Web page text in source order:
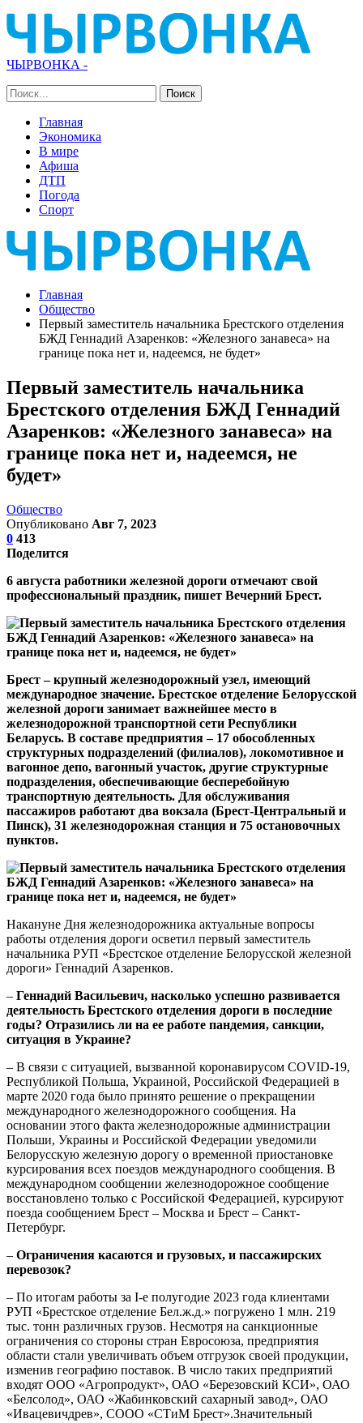
ЧЫРВОНКА -
Главная
Экономика
В мире
Афиша
ДТП
Погода
Спорт
Главная
Общество
Первый заместитель начальника Брестского отделения
БЖД Геннадий Азаренков: «Железного занавеса» на
границе пока нет и, надеемся, не будет»
Первый заместитель начальника
Брестского отделения БЖД Геннадий
Азаренков: «Железного занавеса» на
границе пока нет и, надеемся, не
будет»
Общество
Опубликовано Авг 7, 2023
0 413
Поделится
6 августа работники железной дороги отмечают свой
профессиональный праздник, пишет Вечерний Брест.
Брест – крупный железнодорожный узел, имеющий
международное значение. Брестское отделение Белорусской
железной дороги занимает важнейшее место в
железнодорожной транспортной сети Республики
Беларусь. В составе предприятия – 17 обособленных
структурных подразделений (филиалов), локомотивное и
вагонное депо, вагонный участок, другие структурные
подразделения, обеспечивающие бесперебойную
транспортную деятельность. Для обслуживания
пассажиров работают два вокзала (Брест-Центральный и
Пинск), 31 железнодорожная станция и 75 остановочных
пунктов.
Накануне Дня железнодорожника актуальные вопросы
работы отделения дороги осветил первый заместитель
начальника РУП «Брестское отделение Белорусской железной
дороги» Геннадий Азаренков.
– Геннадий Васильевич, насколько успешно развивается
деятельность Брестского отделения дороги в последние
годы? Отразились ли на ее работе пандемия, санкции,
ситуация в Украине?
– В связи с ситуацией, вызванной коронавирусом COVID-19,
Республикой Польша, Украиной, Российской Федерацией в
марте 2020 года было принято решение о прекращении
международного железнодорожного сообщения. На
основании этого факта железнодорожные администрации
Польши, Украины и Российской Федерации уведомили
Белорусскую железную дорогу о временной приостановке
курсирования всех поездов международного сообщения. В
международном сообщении железнодорожное сообщение
восстановлено только с Российской Федерацией, курсируют
поезда сообщением Брест – Москва и Брест – Санкт-
Петербург.
– Ограничения касаются и грузовых, и пассажирских
перевозок?
– По итогам работы за I-е полугодие 2023 года клиентами
РУП «Брестское отделение Бел.ж.д.» погружено 1 млн. 219
тыс. тонн различных грузов. Несмотря на санкционные
ограничения со стороны стран Евросоюза, предприятия
области стали увеличивать объем отгрузок своей продукции,
изменив географию поставок. В число таких предприятий
входят ООО «Агропродукт», ОАО «Березовский КСИ», ОАО
«Белсолод», ОАО «Жабинковский сахарный завод», ОАО
«Ивацевичдрев», СООО «СТиМ Брест».Значительный